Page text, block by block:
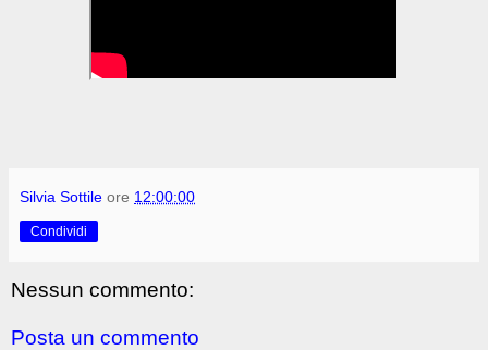
Silvia Sottile ore 12:00:00
Condividi
Nessun commento:
Posta un commento